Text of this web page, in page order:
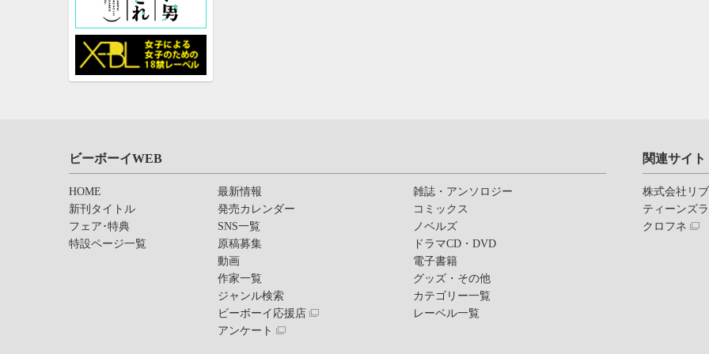
ビーボーイWEB
HOME
新刊タイトル
フェア･特典
特設ページ一覧
最新情報
発売カレンダー
SNS一覧
原稿募集
動画
作家一覧
ジャンル検索
ビーボーイ応援店
アンケート
雑誌・アンソロジー
コミックス
ノベルズ
ドラマCD・DVD
電子書籍
グッズ・その他
カテゴリー一覧
レーベル一覧
関連サイト
株式会社リ
ティーンズ
クロフネ